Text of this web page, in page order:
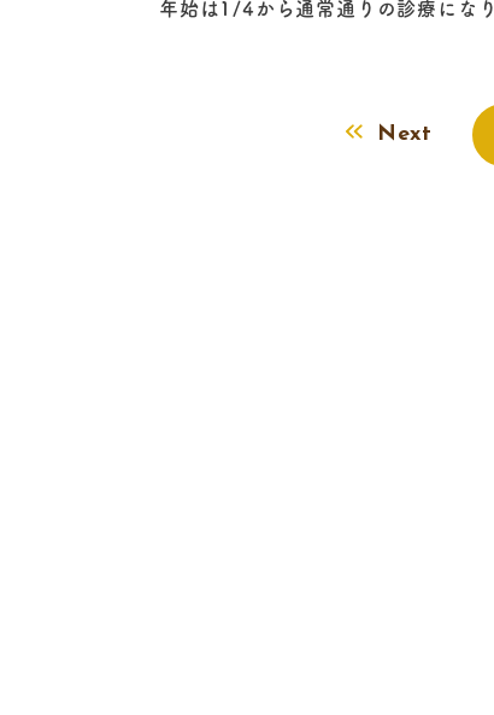
年始は1/4から通常通りの診療にな
Next